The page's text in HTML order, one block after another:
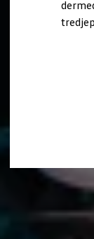
Digital
Om
Garanti
VieW
Hvad